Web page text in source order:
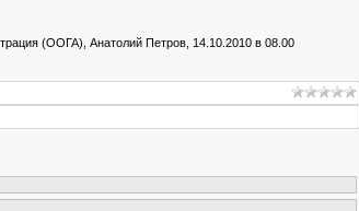
(ООГА), Анатолий Петров, 14.10.2010 в 08.00